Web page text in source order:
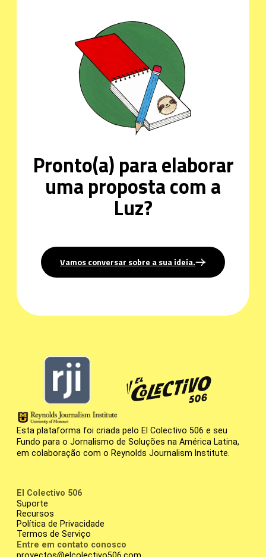
Pronto(a) para elaborar
uma proposta com a
Luz?
Vamos conversar sobre a sua ideia.
Esta plataforma foi criada pelo El Colectivo 506 e seu
Fundo para o Jornalismo de Soluções na América Latina,
em colaboração com o Reynolds Journalism Institute.
El Colectivo 506
Suporte
Recursos
Política de Privacidade
Termos de Serviço
Entre em contato conosco